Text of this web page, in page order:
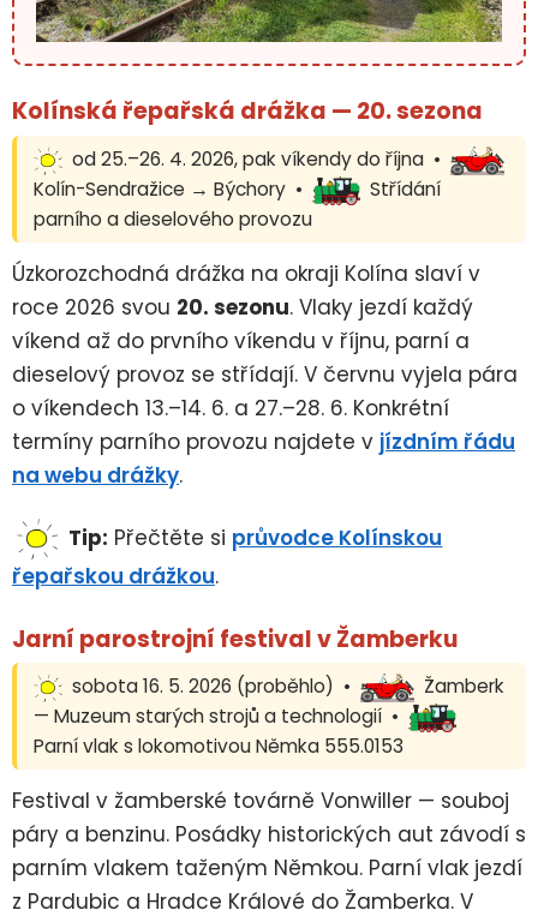
Kolínská řepařská drážka — 20. sezona
od 25.–26. 4. 2026, pak víkendy do října •
Kolín-Sendražice → Býchory •
Střídání
parního a dieselového provozu
Úzkorozchodná drážka na okraji Kolína slaví v
roce 2026 svou 20. sezonu. Vlaky jezdí každý
víkend až do prvního víkendu v říjnu, parní a
dieselový provoz se střídají. V červnu vyjela pára
o víkendech 13.–14. 6. a 27.–28. 6. Konkrétní
termíny parního provozu najdete v jízdním řádu
na webu drážky.
Tip: Přečtěte si průvodce Kolínskou
řepařskou drážkou.
Jarní parostrojní festival v Žamberku
sobota 16. 5. 2026 (proběhlo) •
Žamberk
— Muzeum starých strojů a technologií •
Parní vlak s lokomotivou Němka 555.0153
Festival v žamberské továrně Vonwiller — souboj
páry a benzinu. Posádky historických aut závodí s
parním vlakem taženým Němkou. Parní vlak jezdí
z Pardubic a Hradce Králové do Žamberka. V